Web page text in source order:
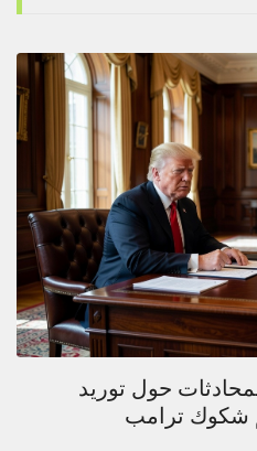
حول توريد
شكوك ترامب